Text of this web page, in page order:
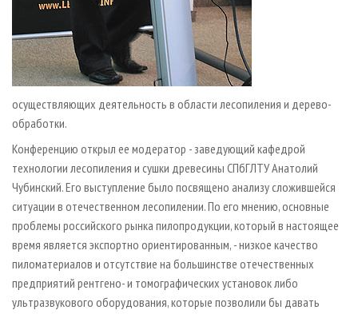
осуществляющих деятельность в области лесопиления и дерево­
обработки.
Конференцию открыл ее модератор - заведующий кафедрой
технологии лесопиления и сушки древесины СПбГЛТУ Анатолий
Чубинский. Его выступление было посвящено анализу сложившейся
ситуации в отечественном лесопилении. По его мнению, основные
проблемы российского рынка пилопродукции, который в настоящее
время является экспортно ориентированным, - низкое качество
пиломатериалов и отсутствие на большинстве отечественных
предприятий рентгено- и томографических установок либо
ультразвукового оборудования, которые позволили бы давать